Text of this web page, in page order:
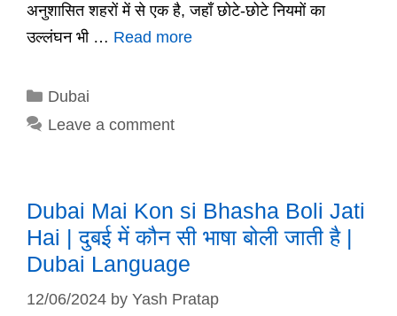
अनुशासित शहरों में से एक है, जहाँ छोटे-छोटे नियमों का
उल्लंघन भी … Read more
Categories
Dubai
Leave a comment
Dubai Mai Kon si Bhasha Boli Jati
Hai | दुबई में कौन सी भाषा बोली जाती है |
Dubai Language
12/06/2024 by Yash Pratap